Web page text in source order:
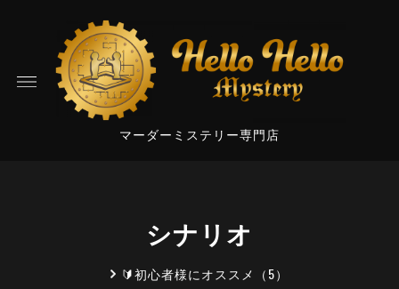
マーダーミステリー専門店
シナリオ
🔰初心者様にオススメ（5）